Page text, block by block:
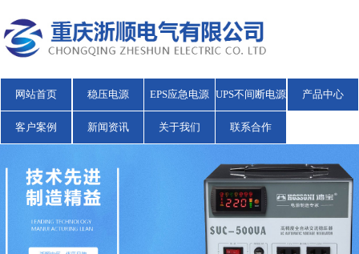
网站首页 稳压电源 EPS应急电源 UPS不间断电源 产品中心
客户案例 新闻资讯 关于我们 联系合作